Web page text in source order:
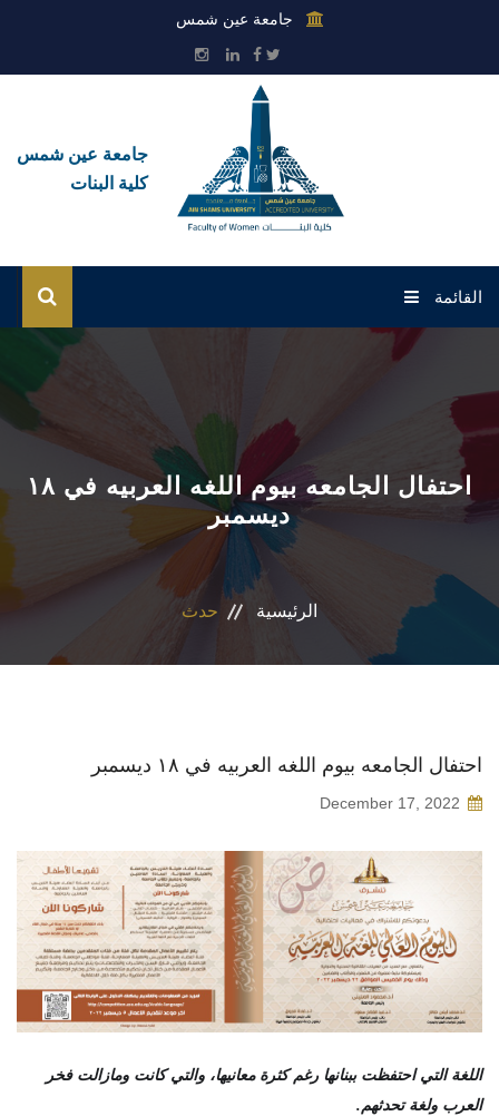
جامعة عين شمس
جامعة عين شمس
كلية البنات
القائمة
القطاعات
المراكز والوحدات
احتفال الجامعه بيوم اللغه العربيه في ١٨
ديسمبر
الرئيسية حدث
احتفال الجامعه بيوم اللغه العربيه في ١٨ ديسمبر
December 17, 2022
اللغة التي احتفظت ببنانها رغم كثرة معانيها، والتي كانت ومازالت فخر
العرب ولغة تحدثهم.